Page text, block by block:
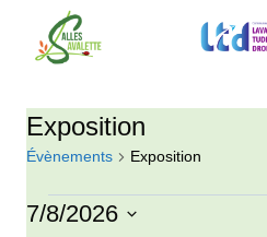
Exposition
Évènements Exposition
Évènements
7/8/2026